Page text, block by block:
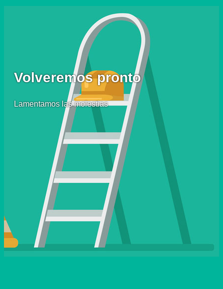
Volveremos pronto
Lamentamos las molestias